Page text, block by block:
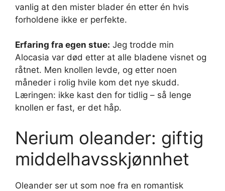
vanlig at den mister blader én etter én hvis
forholdene ikke er perfekte.
Erfaring fra egen stue: Jeg trodde min
Alocasia var død etter at alle bladene visnet og
råtnet. Men knollen levde, og etter noen
måneder i rolig hvile kom det nye skudd.
Læringen: ikke kast den for tidlig – så lenge
knollen er fast, er det håp.
Nerium oleander: giftig
middelhavsskjønnhet
Oleander ser ut som noe fra en romantisk